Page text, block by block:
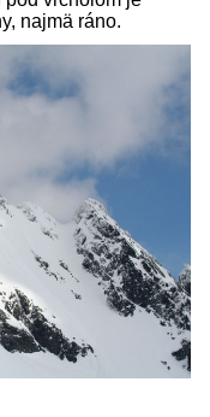
najmä ráno.